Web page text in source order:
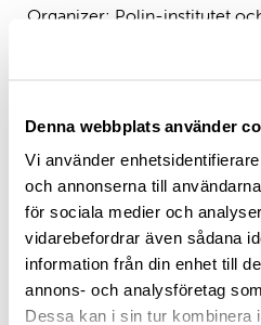
Denna webbplats använder
Vi använder
och annonserna till
för sociala medier och
vidarebefordrar även sådana
information från din enhet till
annons- och analysföretag
Dessa kan i sin tur kombinera
Organizer: Polin-institutet
The Polin institute and the
doctoral students and
academic articles.
Why should I publish my
should I think about when I
How do editors value
can I expect from external
publishing process?